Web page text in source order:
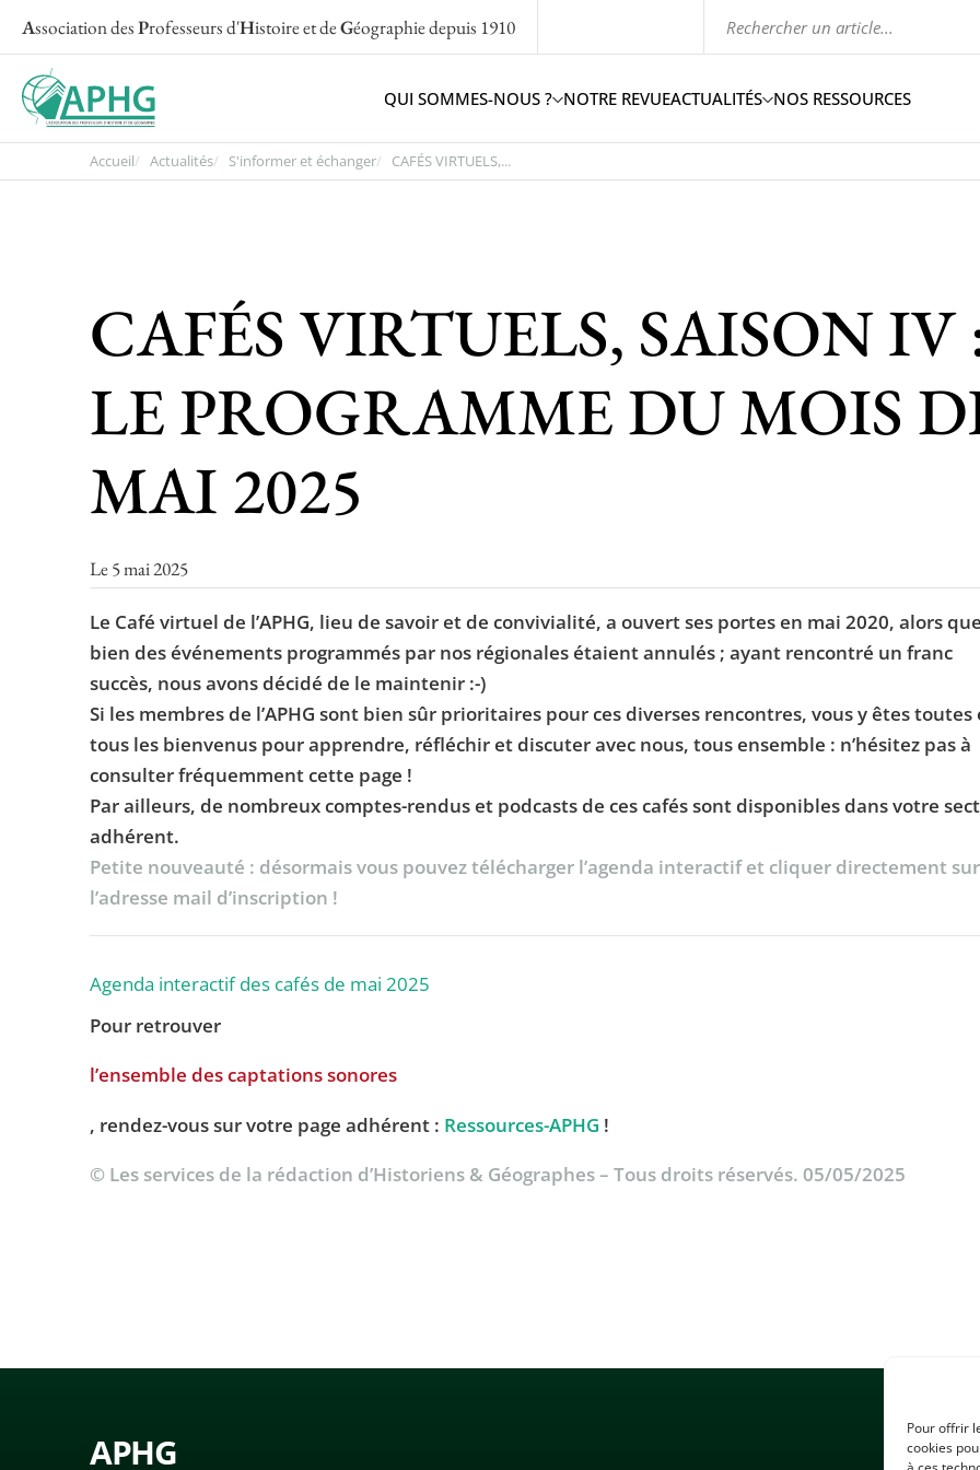
Pour offrir
cookies
Association desProfesseurs d'Histoire et deGéographiedepuis 1910
QUI SOMMES-NOUS ? NOTRE REVUEACTUALITÉS NOS RESSOURCES
Accueil Actualités S'informer et échanger CAFÉS VIRTUELS,...
CAFÉS VIRTUELS, SAISON IV
LE PROGRAMME DU MOIS
MAI 2025
Le 5 mai 2025
Le Café virtuel de l’APHG, lieu de savoir et de convivialité, a ouvert ses portes en mai 2020, alors que
bien des événements programmés par nos régionales étaient annulés ; ayant rencontré un franc
succès, nous avons décidé de le maintenir :-)
Si les membres de l’APHG sont bien sûr prioritaires pour ces diverses rencontres, vous y êtes toutes
tous les bienvenus pour apprendre, réfléchir et discuter avec nous, tous ensemble : n’hésitez pas à
consulter fréquemment cette page !
Par ailleurs, de nombreux comptes-rendus et podcasts de ces cafés sont disponibles dans votre
adhérent.
Petite nouveauté : désormais vous pouvez télécharger l’agenda interactif et cliquer directement sur
l’adresse mail d’inscription !
Agenda interactif des cafés de mai 2025
Pour retrouver
l’ensemble des captations sonores
, rendez-vous sur votre page adhérent : Ressources-APHG !
© Les services de la rédaction d’Historiens & Géographes – Tous droits réservés. 05/05/2025
APHG